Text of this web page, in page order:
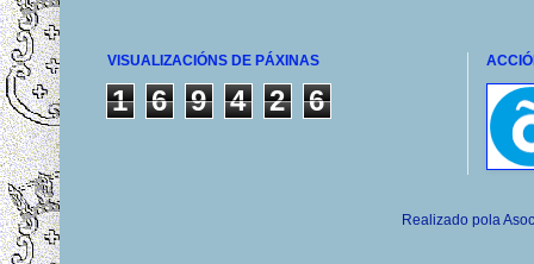
VISUALIZACIÓNS DE PÁXINAS
1 6 9 4 2 6
Realizado pola